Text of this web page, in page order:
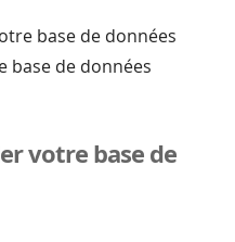
base de données
base de données
votre base de